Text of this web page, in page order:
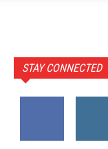
STAY CONNECTED